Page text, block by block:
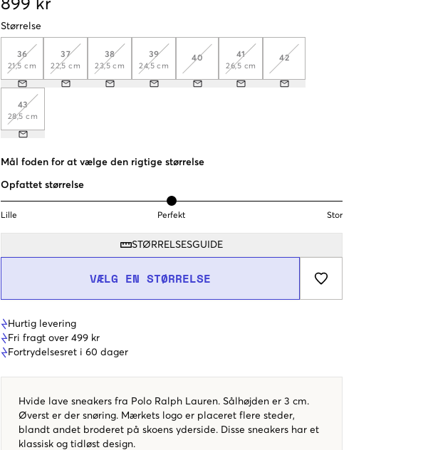
899 kr
Størrelse
36
21,5 cm
37
22,5 cm
38
23,5 cm
39
24,5 cm
40 41
26,5 cm
42
43
28,5 cm
Mål foden for at vælge den rigtige størrelse
Opfattet størrelse
Lille Perfekt Stor
STØRRELSESGUIDE
VÆLG EN STØRRELSE
Hurtig levering
Fri fragt over 499 kr
Fortrydelsesret i 60 dager
Hvide lave sneakers fra Polo Ralph Lauren. Sålhøjden er 3 cm.
Øverst er der snøring. Mærkets logo er placeret flere steder,
blandt andet broderet på skoens yderside. Disse sneakers har et
klassisk og tidløst design.